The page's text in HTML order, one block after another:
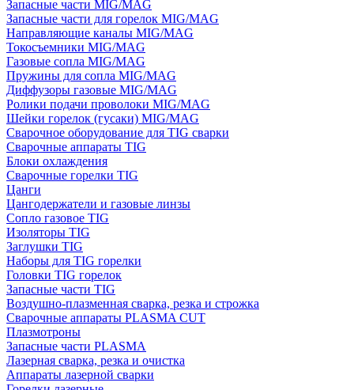
Запасные части MIG/MAG
Запасные части для горелок MIG/MAG
Направляющие каналы MIG/MAG
Токосъемники MIG/MAG
Газовые сопла MIG/MAG
Пружины для сопла MIG/MAG
Диффузоры газовые MIG/MAG
Ролики подачи проволоки MIG/MAG
Шейки горелок (гусаки) MIG/MAG
Сварочное оборудование для TIG сварки
Сварочные аппараты TIG
Блоки охлаждения
Сварочные горелки TIG
Цанги
Цангодержатели и газовые линзы
Сопло газовое TIG
Изоляторы TIG
Заглушки TIG
Наборы для TIG горелки
Головки TIG горелок
Запасные части TIG
Воздушно-плазменная сварка, резка и строжка
Сварочные аппараты PLASMA CUT
Плазмотроны
Запасные части PLASMA
Лазерная сварка, резка и очистка
Аппараты лазерной сварки